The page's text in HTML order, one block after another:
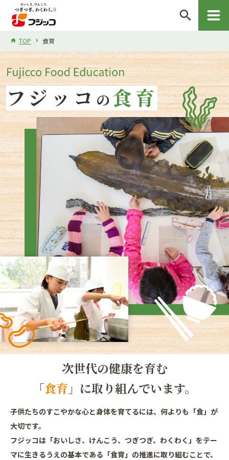
search
TOP 食育
次世代の健康を育む
「 食育 」に取り組んでいます。
子供たちのすこやかな心と身体を育てるには、何よりも「食」が
大切です。
フジッコは「おいしさ、けんこう、つぎつぎ、わくわく」をテー
マに生きるうえの基本である「食育」の推進に取り組むことで、